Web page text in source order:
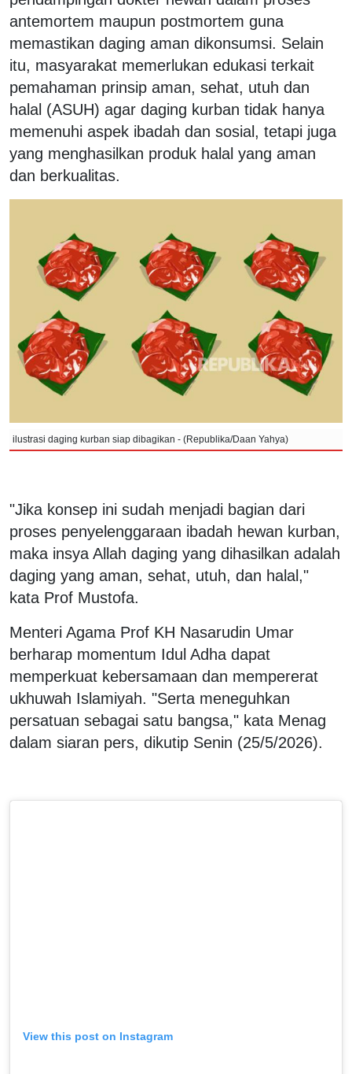
antemortem maupun postmortem guna
memastikan daging aman dikonsumsi. Selain
itu, masyarakat memerlukan edukasi terkait
pemahaman prinsip aman, sehat, utuh dan
halal (ASUH) agar daging kurban tidak hanya
memenuhi aspek ibadah dan sosial, tetapi juga
yang menghasilkan produk halal yang aman
dan berkualitas.
ilustrasi daging kurban siap dibagikan - (Republika/Daan Yahya)
"Jika konsep ini sudah menjadi bagian dari
proses penyelenggaraan ibadah hewan kurban,
maka insya Allah daging yang dihasilkan adalah
daging yang aman, sehat, utuh, dan halal,"
kata Prof Mustofa.
Menteri Agama Prof KH Nasarudin Umar
berharap momentum Idul Adha dapat
memperkuat kebersamaan dan mempererat
ukhuwah Islamiyah. "Serta meneguhkan
persatuan sebagai satu bangsa," kata Menag
dalam siaran pers, dikutip Senin (25/5/2026).
View this post on Instagram